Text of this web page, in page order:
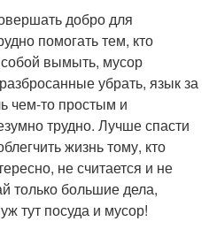
добро для
помогать тем, кто
вымыть, мусор
убрать, язык за
чем-то простым и
трудно. Лучше спасти
жизнь тому, кто
не считается и не
только большие дела,
тут посуда и мусор!